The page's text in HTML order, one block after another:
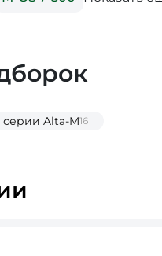
Alta-M16